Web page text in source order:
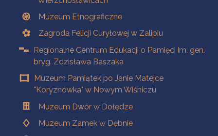
Muzeum Etnograficzne
Zagroda Felicji Curyłowej w Zalipiu
Regionalne Centrum Edukacji o Pamięci im. gen.
bryg. Zdzisława Baszaka
Muzeum Pamiątek po Janie Matejce
"Koryznówka" w Nowym Wiśniczu
Muzeum Dwór w Dołędze
Muzeum Zamek w Dębnie